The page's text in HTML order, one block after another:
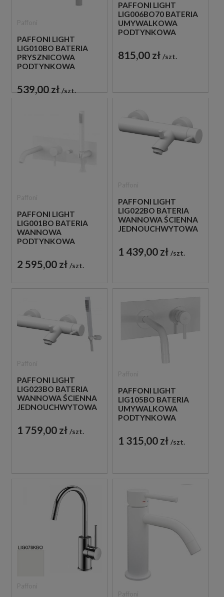
PAFFONI LIGHT
LIG010BO BATERIA
PRYSZNICOWA
PODTYNKOWA
BIAŁA
539,00 zł szt.
PAFFONI LIGHT
LIG006BO70 BATERIA
UMYWALKOWA
PODTYNKOWA
BIAŁA
815,00 zł szt.
PAFFONI LIGHT
LIG001BO BATERIA
WANNOWA
PODTYNKOWA
BIAŁA
2 595,00 zł szt.
PAFFONI LIGHT
LIG022BO BATERIA
WANNOWA ŚCIENNA
JEDNOUCHWYTOWA
1 439,00 zł szt.
PAFFONI LIGHT
LIG023BO BATERIA
WANNOWA ŚCIENNA
JEDNOUCHWYTOWA
1 759,00 zł szt.
PAFFONI LIGHT
LIG105BO BATERIA
UMYWALKOWA
PODTYNKOWA
BIAŁA
1 315,00 zł szt.